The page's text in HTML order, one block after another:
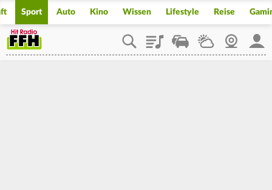
Sport Auto Kino Wissen Lifestyle Reise
PlaylistStaupilotWetterWebcam